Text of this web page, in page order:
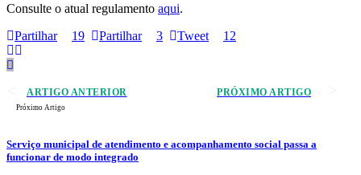
Consulte o atual regulamento aqui.
Partilhar
19 Partilhar 3 Tweet 12
ARTIGO ANTERIOR PRÓXIMO ARTIGO
Próximo Artigo
Serviço municipal de atendimento e acompanhamento social passa a
funcionar de modo integrado